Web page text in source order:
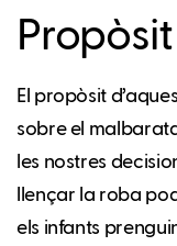
El propòsit
sobre el
les nostres
llençar la roba
els infants